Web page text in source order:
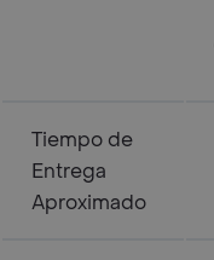
Tiempo de
Entrega
Aproximado